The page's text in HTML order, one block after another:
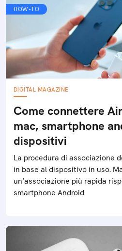
HOW-TO
DIGITAL MAGAZINE
Come connettere
mac, smartphone
dispositivi
La procedura di associazione
in base al dispositivo in uso.
un’associazione più rapida
smartphone Android